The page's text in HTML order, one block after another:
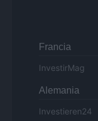
Francia
InvestirMag
Alemania
Investieren24